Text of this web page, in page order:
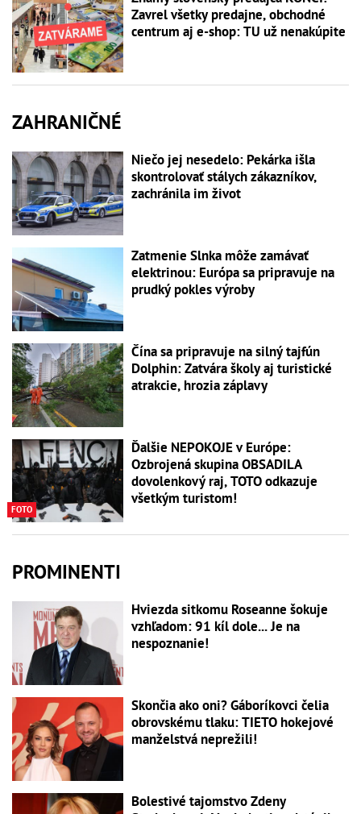
Zavrel všetky predajne, obchodné
centrum aj e-shop: TU už nenakúpite
ZAHRANIČNÉ
Niečo jej nesedelo: Pekárka išla
skontrolovať stálych zákazníkov,
zachránila im život
Zatmenie Slnka môže zamávať
elektrinou: Európa sa pripravuje na
prudký pokles výroby
Čína sa pripravuje na silný tajfún
Dolphin: Zatvára školy aj turistické
atrakcie, hrozia záplavy
FOTO
Ďalšie NEPOKOJE v Európe:
Ozbrojená skupina OBSADILA
dovolenkový raj, TOTO odkazuje
všetkým turistom!
PROMINENTI
Hviezda sitkomu Roseanne šokuje
vzhľadom: 91 kíl dole... Je na
nespoznanie!
Skončia ako oni? Gáboríkovci čelia
obrovskému tlaku: TIETO hokejové
manželstvá neprežili!
Bolestivé tajomstvo Zdeny